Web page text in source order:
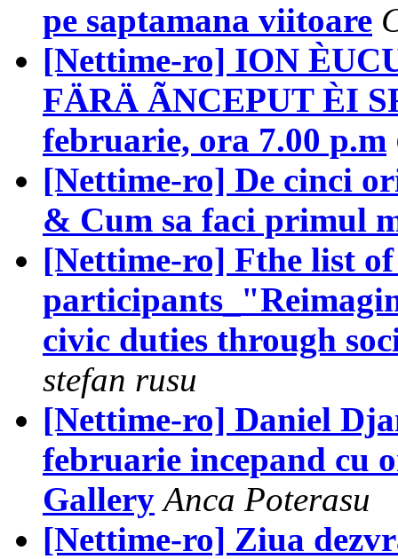
pe saptamana viitoare
[Nettime-ro] ION
FÄRÄ ÃNCEPUT ÈI
februarie, ora 7.00 p.m
[Nettime-ro] De cinci
& Cum sa faci primul
[Nettime-ro] Fthe list of
civic duties through
stefan rusu
[Nettime-ro] Daniel
februarie incepand cu
Gallery Anca Poterasu
[Nettime-ro] Ziua